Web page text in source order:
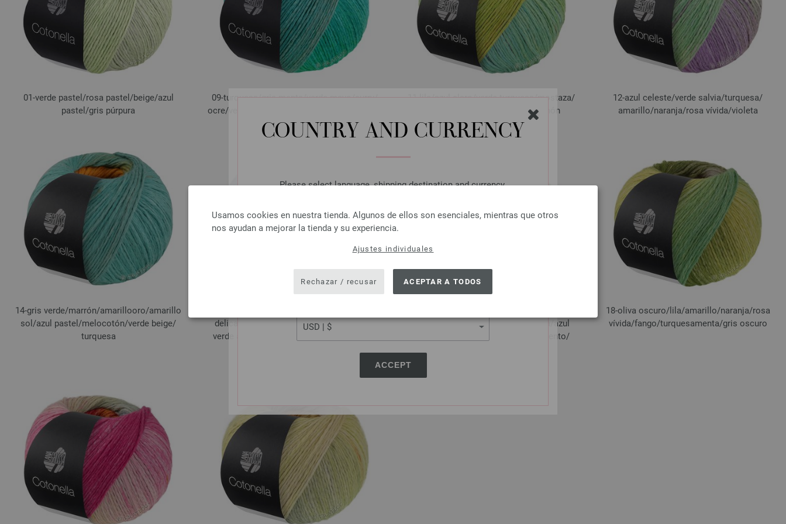
COUNTRY AND CURRENCY
Please select language, shipping destination and currency.
ACCEPT
Usamos cookies en nuestra tienda. Algunos de ellos son esenciales, mientras que otros
nos ayudan a mejorar la tienda y su experiencia.
Ajustes individuales
Rechazar / recusar ACEPTAR A TODOS
01-verde pastel/rosa pastel/beige/azul
pastel/gris púrpura
09-turquesa/gris menta/verde mayo/curry/
ocre/
11-lila/azul claro/verde turquesa/mostaza/
naranja/salmón
12-azul celeste/verde salvia/turquesa/
amarillo/naranja/rosa vívida/violeta
14-gris verde/marrón/amarillooro/amarillo
sol/azul pastel/melocotón/verde beige/
turquesa
delicada/rosa/verde oscuro/verdehierba/
verde amarillento/
verde menta/zarzamora/frambuesa/azul
verde amarillento/
18-oliva oscuro/lila/amarillo/naranja/rosa
vívida/fango/turquesamenta/gris oscuro